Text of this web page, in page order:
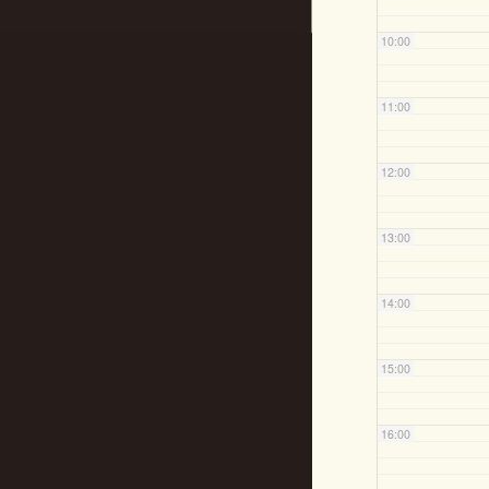
10:00
11:00
12:00
13:00
14:00
15:00
16:00